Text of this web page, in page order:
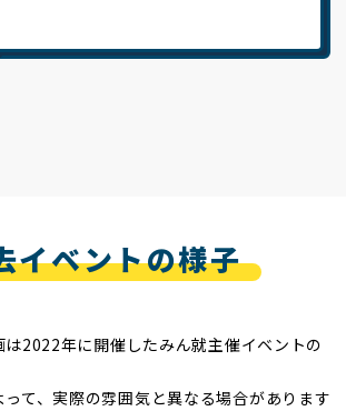
イベントの様子
2022年に開催したみん就主催イベントの
て、実際の雰囲気と異なる場合があります